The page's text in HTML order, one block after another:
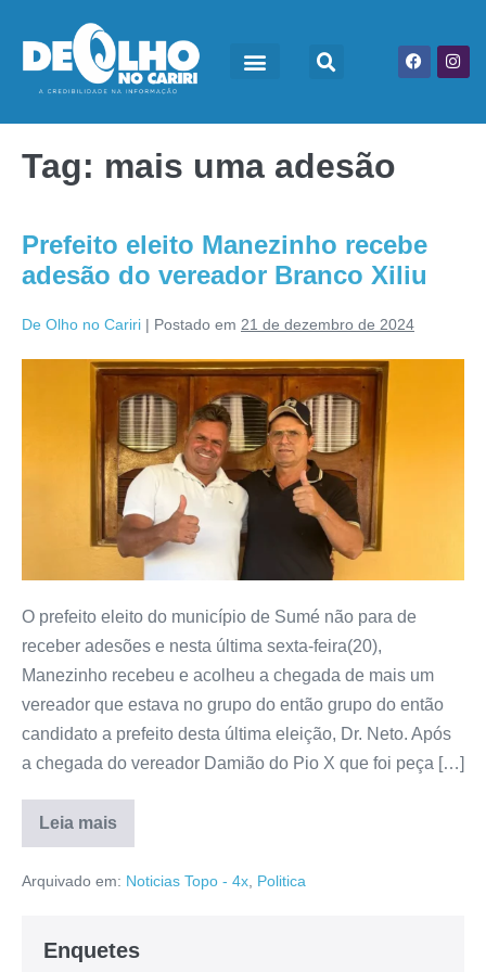
Tag: mais uma adesão
Prefeito eleito Manezinho recebe
adesão do vereador Branco Xiliu
De Olho no Cariri | Postado em 21 de dezembro de 2024
O prefeito eleito do município de Sumé não para de
receber adesões e nesta última sexta-feira(20),
Manezinho recebeu e acolheu a chegada de mais um
vereador que estava no grupo do então grupo do então
candidato a prefeito desta última eleição, Dr. Neto. Após
a chegada do vereador Damião do Pio X que foi peça […]
Leia mais
Arquivado em: Noticias Topo - 4x Politica
Enquetes